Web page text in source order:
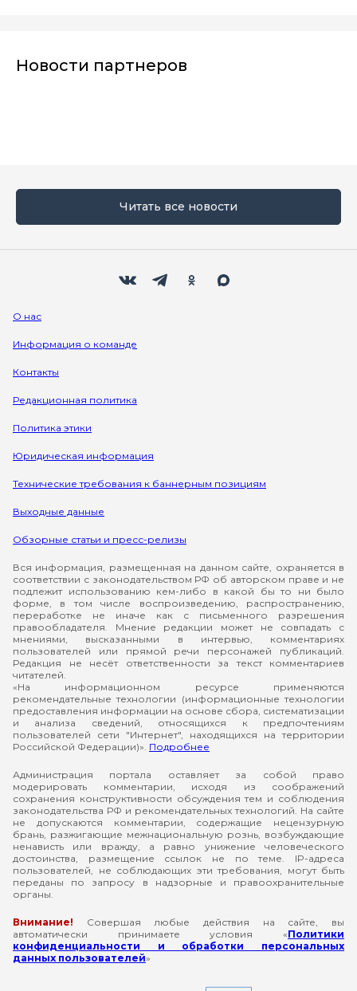
Новости партнеров
Читать все новости
О нас
Информация о команде
Контакты
Редакционная политика
Политика этики
Юридическая информация
Технические требования к баннерным позициям
Выходные данные
Обзорные статьи и пресс-релизы
Вся информация, размещенная на данном сайте, охраняется в
соответствии с законодательством РФ об авторском праве и не
подлежит использованию кем-либо в какой бы то ни было
форме, в том числе воспроизведению, распространению,
переработке не иначе как с письменного разрешения
правообладателя. Мнение редакции может не совпадать с
мнениями, высказанными в интервью, комментариях
пользователей или прямой речи персонажей публикаций.
Редакция не несёт ответственности за текст комментариев
читателей.
«На информационном ресурсе применяются
рекомендательные технологии (информационные технологии
предоставления информации на основе сбора, систематизации
и анализа сведений, относящихся к предпочтениям
пользователей сети "Интернет", находящихся на территории
Российской Федерации)». Подробнее
Администрация портала оставляет за собой право
модерировать комментарии, исходя из соображений
сохранения конструктивности обсуждения тем и соблюдения
законодательства РФ и рекомендательных технологий. На сайте
не допускаются комментарии, содержащие нецензурную
брань, разжигающие межнациональную рознь, возбуждающие
ненависть или вражду, а равно унижение человеческого
достоинства, размещение ссылок не по теме. IP-адреса
пользователей, не соблюдающих эти требования, могут быть
переданы по запросу в надзорные и правоохранительные
органы.
Внимание! Совершая любые действия на сайте, вы
автоматически принимаете условия «Политики
конфиденциальности и обработки персональных
данных пользователей»